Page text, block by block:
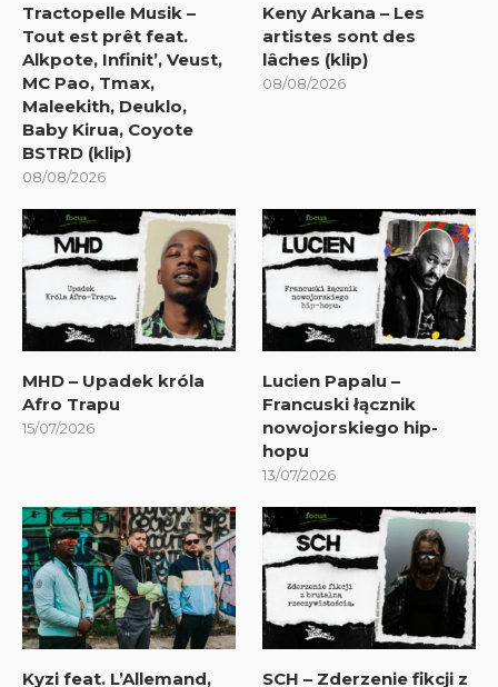
Tractopelle Musik –
Tout est prêt feat.
Alkpote, Infinit’, Veust,
MC Pao, Tmax,
Maleekith, Deuklo,
Baby Kirua, Coyote
BSTRD (klip)
08/08/2026
Keny Arkana – Les
artistes sont des
lâches (klip)
08/08/2026
MHD – Upadek króla
Afro Trapu
15/07/2026
Lucien Papalu –
Francuski łącznik
nowojorskiego hip-
hopu
13/07/2026
Kyzi feat. L’Allemand, SCH – Zderzenie fikcji z